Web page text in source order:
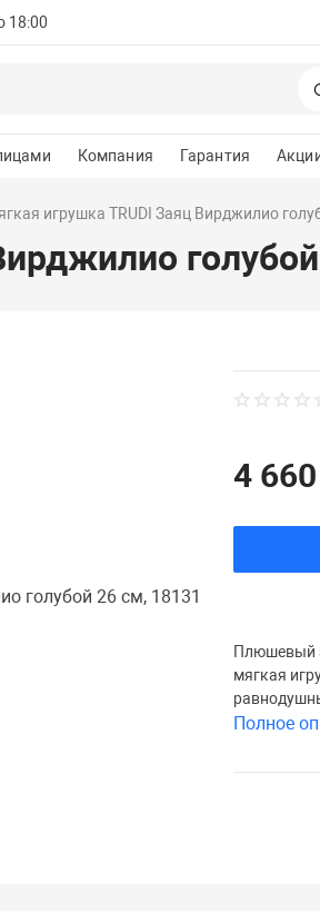
18:00
Компания Гарантия
игрушка TRUDI Заяц Вирджилио
4
Плюшевый
мягкая
Полное